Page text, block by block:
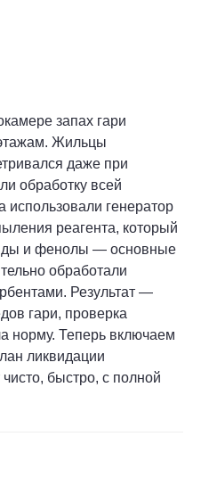
запах гари
Жильцы
даже при
обработку всей
использовали генератор
реагента, который
и фенолы — основные
обработали
Результат —
гари, проверка
норму. Теперь включаем
ликвидации
быстро, с полной